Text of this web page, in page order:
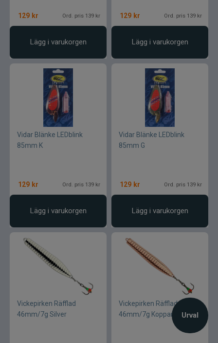
Urval
129 kr Ord. pris 139 kr
Lägg i varukorgen
129 kr Ord. pris 139 kr
Lägg i varukorgen
Vidar Blänke LEDblink
85mm K
129 kr Ord. pris 139 kr
Lägg i varukorgen
Vidar Blänke LEDblink
85mm G
129 kr Ord. pris 139 kr
Lägg i varukorgen
Vickepirken Räfflad
46mm/7g Silver
Vickepirken Räfflad
46mm/7g Koppar